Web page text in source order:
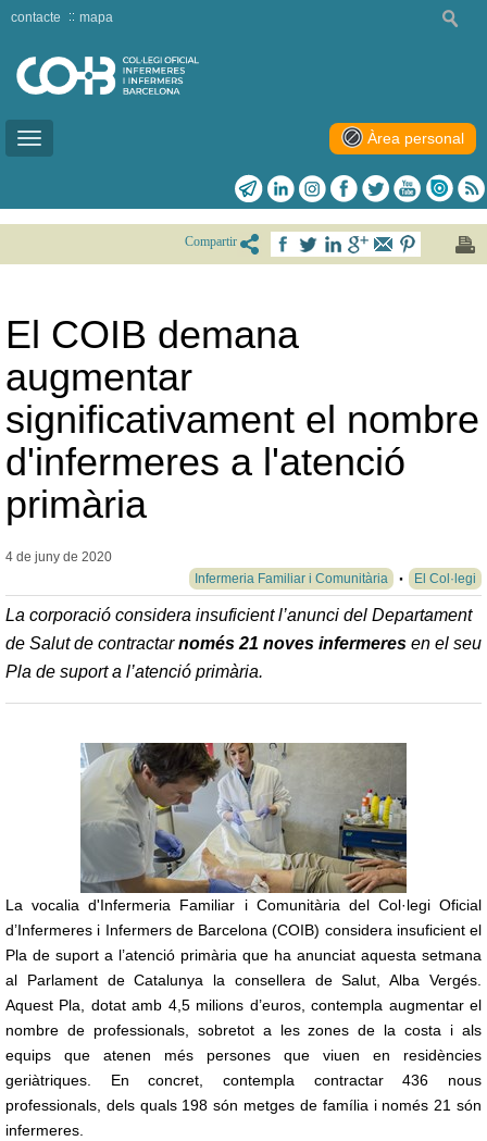
Toggle
contacte mapa
Àrea personal
Compartir
El COIB demana
augmentar
significativament el nombre
d'infermeres a l'atenció
primària
4 de juny de 2020
Infermeria Familiar i Comunitària
El Col·legi
La corporació considera insuficient l’anunci del Departament
de Salut de contractarnomés 21 noves infermeres en el seu
Pla de suport a l’atenció primària.
La vocalia d'Infermeria Familiar i Comunitària del Col·legi Oficial
d’Infermeres i Infermers de Barcelona (COIB) considera insuficient el
Pla de suport a l’atenció primària que ha anunciat aquesta setmana
al Parlament de Catalunya la consellera de Salut, Alba Vergés.
Aquest Pla, dotat amb 4,5 milions d’euros, contempla augmentar el
nombre de professionals, sobretot a les zones de la costa i als
equips que atenen més persones que viuen en residències
geriàtriques. En concret, contempla contractar 436 nous
professionals, dels quals 198 són metges de família i només 21 són
infermeres.